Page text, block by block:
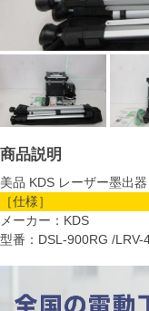
商品説明
美品 KDS レーザー墨出
［仕様］
メーカー：KDS
型番：DSL-900RG /LRV-